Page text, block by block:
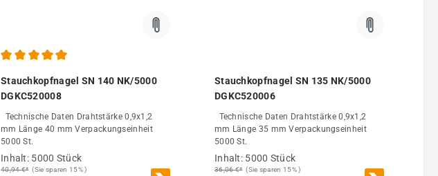
Stauchkopfnagel SN 140 NK/5000
DGKC520008
Technische Daten Drahtstärke 0,9x1,2
mm Länge 40 mm Verpackungseinheit
5000 St.
Inhalt: 5000 Stück
40,94 €* (Sie sparen 15% )
Stauchkopfnagel SN 135 NK/5000
DGKC520006
Technische Daten Drahtstärke 0,9x1,2
mm Länge 35 mm Verpackungseinheit
5000 St.
Inhalt: 5000 Stück
36,06 €* (Sie sparen 15% )